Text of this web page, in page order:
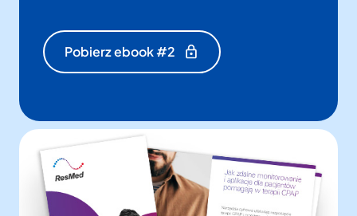
Pobierz ebook #2